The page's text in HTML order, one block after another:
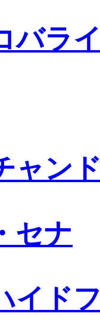
バラ
ャン
セナ
イド